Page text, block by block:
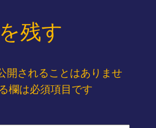
残す
開されることはありませ
欄は必須項目です